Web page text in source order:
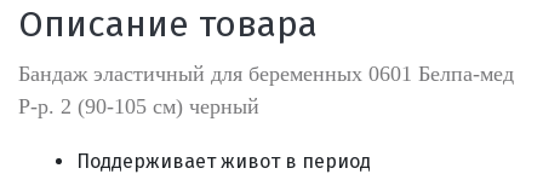
службами Пэк, Кит, Луч, Сдэк, Озон
доставка, Почта РФ или любой другой
транспортной компанией на Ваш выбор
городов)
Онлайн через СБП
Оплата по счету для юридических лиц
Описание товара
Бандаж эластичный для беременных 0601 Белпа-мед
Р-р. 2 (90-105 см) черный
Поддерживает живот в период